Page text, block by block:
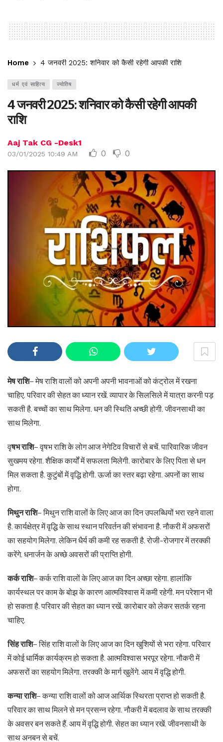
Home 4 जनवरी 2025: शनिवार को कैसी रहेगी आपकी राशि
धर्म एवं साहित्य ज्योतिष
4 जनवरी 2025: शनिवार को कैसी रहेगी आपकी
राशि
Aaj Tak CG -Desk1
03/01/2025 10:49 AM 0 0
मेष राशि– मेष राशि वालों को अपनी अपनी भावनाओं को कंट्रोल में रखना
चाहिए. परिवार की सेहत का ध्यान रखें. व्यापार के सिलसिले में यात्रा करनी पड़
सकती है. बच्चों का साथ मिलेगा. धन की स्थिति अच्छी होगी. जीवनसाथी का
साथ मिलेगा.
वृषभ राशि– वृषभ राशि के लोग आज नेगेटिव विचारों से बचें. पारिवारिक जीवन
सुखमय रहेगा. शैक्षिक कार्यों में सफलता मिलेगी. कारोबार के लिए पिता से धन
मिल सकता है. कुटुंबों में वृद्धि होगी. ऊर्जा का स्तर बढ़ा रहेगा. अपनों का साथ
होगा.
मिथुन राशि– मिथुन राशि वालों के लिए आज का दिन उपलब्धियों भरा रहने वाला
है. कार्यक्षेत्र में वृद्धि के साथ स्थान परिवर्तन की संभावना है. नौकरी में अफसरों
का सहयोग मिलेगा. लेकिन धैर्य की कमी रह सकती है. रोजी-रोजगार में तरक्की
करेंगे. धनार्जन के अच्छे अवसरों की प्राप्ति होगी.
कर्क राशि– कर्क राशि वालों के लिए आज का दिन अच्छा रहेगा. हालांकि
कार्यस्थल पर काम के बोझ के कारण आत्मविश्वास में कमी रहेगी. मन परेशान भी
हो सकता है. परिवार की सेहत का ध्यान रखें. कारोबार को लेकर सतर्क रहना
चाहिए.
सिंह राशि– सिंह राशि वालों के लिए आज का दिन खुशियों से भरा रहेगा. परिवार
में कोई धार्मिक कार्यक्रम हो सकता है. आत्मविश्वास भरपूर रहेगा. नौकरी में
अफसरों का सहयोग मिलेगा. तरक्की के मार्ग खुलेंगे. आय में वृद्धि होगी.
कन्या राशि– कन्या राशि वालों को आज आर्थिक स्थिरता प्राप्त हो सकती है.
परिवार का साथ मिलने से मन प्रसन्न रहेगा. नौकरी में बदलाव के साथ तरक्की
के अवसर बन सकते हैं. आय में वृद्धि होगी. सेहत का ध्यान रखें. जीवनसाथी के
साथ अनबन से बचें.